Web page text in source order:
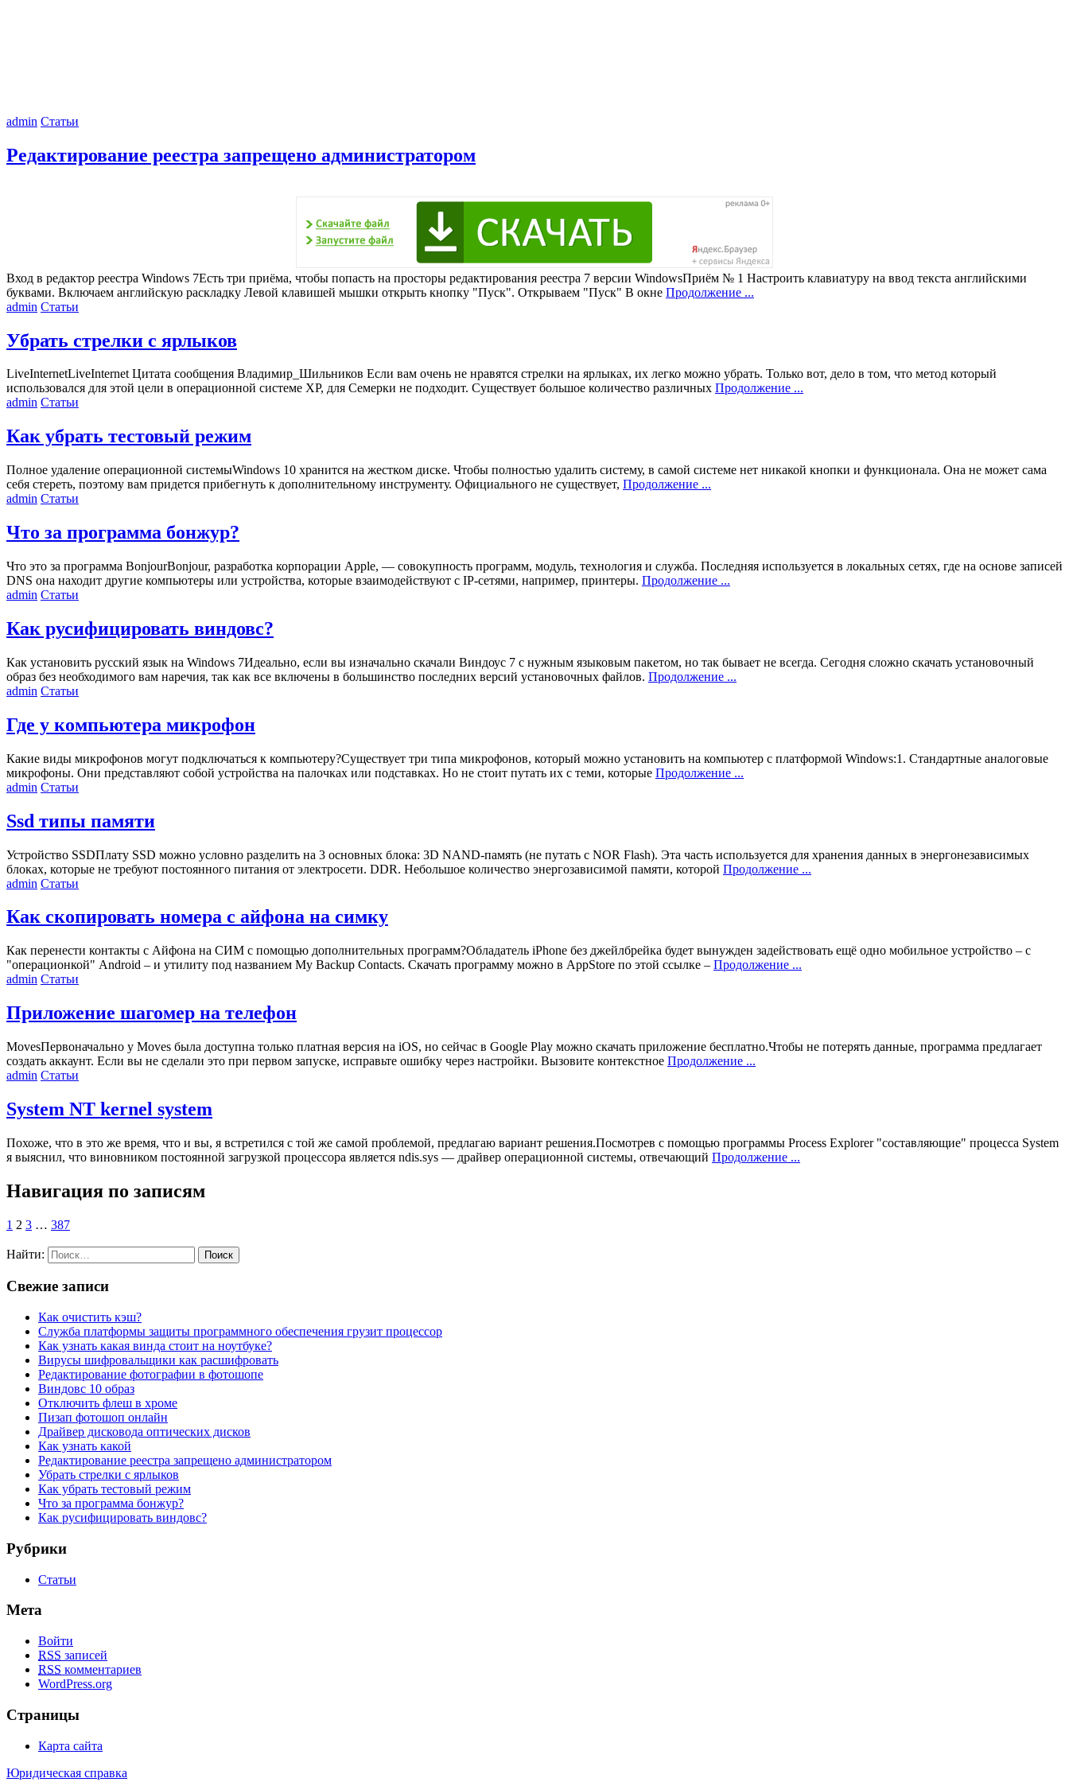
admin Статьи
Редактирование реестра запрещено администратором
Вход в редактор реестра Windows 7Есть три приёма, чтобы попасть на просторы редактирования реестра 7 версии WindowsПриём № 1 Настроить клавиатуру на ввод текста английскими
буквами. Включаем английскую раскладку Левой клавишей мышки открыть кнопку "Пуск". Открываем "Пуск" В окне Продолжение ...
admin Статьи
Убрать стрелки с ярлыков
LiveInternetLiveInternet Цитата сообщения Владимир_Шильников Если вам очень не нравятся стрелки на ярлыках, их легко можно убрать. Только вот, дело в том, что метод который
использовался для этой цели в операционной системе XP, для Семерки не подходит. Существует большое количество различных Продолжение ...
admin Статьи
Как убрать тестовый режим
Полное удаление операционной системыWindows 10 хранится на жестком диске. Чтобы полностью удалить систему, в самой системе нет никакой кнопки и функционала. Она не может сама
себя стереть, поэтому вам придется прибегнуть к дополнительному инструменту. Официального не существует, Продолжение ...
admin Статьи
Что за программа бонжур?
Что это за программа BonjourBonjour, разработка корпорации Apple, — совокупность программ, модуль, технология и служба. Последняя используется в локальных сетях, где на основе записей
DNS она находит другие компьютеры или устройства, которые взаимодействуют с IP-сетями, например, принтеры. Продолжение ...
admin Статьи
Как русифицировать виндовс?
Как установить русский язык на Windows 7Идеально, если вы изначально скачали Виндоус 7 с нужным языковым пакетом, но так бывает не всегда. Сегодня сложно скачать установочный
образ без необходимого вам наречия, так как все включены в большинство последних версий установочных файлов. Продолжение ...
admin Статьи
Где у компьютера микрофон
Какие виды микрофонов могут подключаться к компьютеру?Существует три типа микрофонов, который можно установить на компьютер с платформой Windows:1. Стандартные аналоговые
микрофоны. Они представляют собой устройства на палочках или подставках. Но не стоит путать их с теми, которые Продолжение ...
admin Статьи
Ssd типы памяти
Устройство SSDПлату SSD можно условно разделить на 3 основных блока: 3D NAND-память (не путать с NOR Flash). Эта часть используется для хранения данных в энергонезависимых
блоках, которые не требуют постоянного питания от электросети. DDR. Небольшое количество энергозависимой памяти, которой Продолжение ...
admin Статьи
Как скопировать номера с айфона на симку
Как перенести контакты с Айфона на СИМ с помощью дополнительных программ?Обладатель iPhone без джейлбрейка будет вынужден задействовать ещё одно мобильное устройство – с
"операционкой" Android – и утилиту под названием My Backup Contacts. Скачать программу можно в AppStore по этой ссылке – Продолжение ...
admin Статьи
Приложение шагомер на телефон
MovesПервоначально у Moves была доступна только платная версия на iOS, но сейчас в Google Play можно скачать приложение бесплатно.Чтобы не потерять данные, программа предлагает
создать аккаунт. Если вы не сделали это при первом запуске, исправьте ошибку через настройки. Вызовите контекстное Продолжение ...
admin Статьи
System NT kernel system
Похоже, что в это же время, что и вы, я встретился с той же самой проблемой, предлагаю вариант решения.Посмотрев c помощью программы Process Explorer "составляющие" процесса System
я выяснил, что виновником постоянной загрузкой процессора является ndis.sys — драйвер операционной системы, отвечающий Продолжение ...
Навигация по записям
1 2 3 … 387
Найти:
Свежие записи
Как очистить кэш?
Служба платформы защиты программного обеспечения грузит процессор
Как узнать какая винда стоит на ноутбуке?
Вирусы шифровальщики как расшифровать
Редактирование фотографии в фотошопе
Виндовс 10 образ
Отключить флеш в хроме
Пизап фотошоп онлайн
Драйвер дисковода оптических дисков
Как узнать какой
Редактирование реестра запрещено администратором
Убрать стрелки с ярлыков
Как убрать тестовый режим
Что за программа бонжур?
Как русифицировать виндовс?
Рубрики
Статьи
Мета
Войти
RSS записей
RSS комментариев
WordPress.org
Страницы
Карта сайта
Юридическая справка